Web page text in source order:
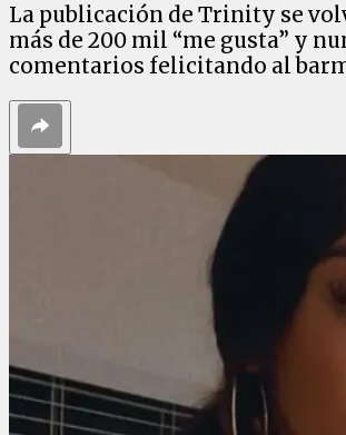
La publicación de Trinity se
más de 200 mil “me gusta” y
comentarios felicitando al